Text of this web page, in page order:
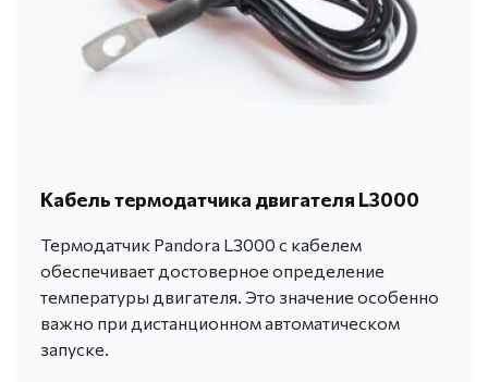
Кабель термодатчика двигателя L3000
Термодатчик Pandora L3000 с кабелем
обеспечивает достоверное определение
температуры двигателя. Это значение особенно
важно при дистанционном автоматическом
запуске.